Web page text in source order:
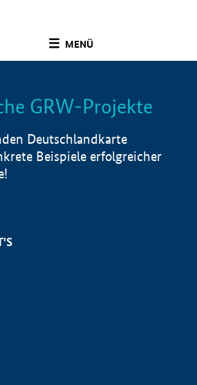
MENÜ
Info
GRW-Projekte
Deutschlandkarte
Beispiele erfolgreicher